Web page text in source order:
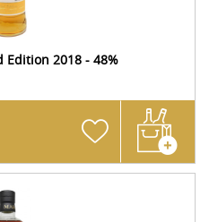
Edition 2018 - 48%